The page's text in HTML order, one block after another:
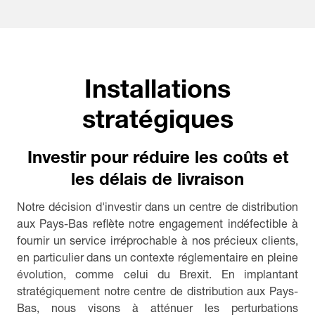
Installations
stratégiques
Investir pour réduire les coûts et
les délais de livraison
Notre décision d'investir dans un centre de distribution
aux Pays-Bas reflète notre engagement indéfectible à
fournir un service irréprochable à nos précieux clients,
en particulier dans un contexte réglementaire en pleine
évolution, comme celui du Brexit. En implantant
stratégiquement notre centre de distribution aux Pays-
Bas, nous visons à atténuer les perturbations